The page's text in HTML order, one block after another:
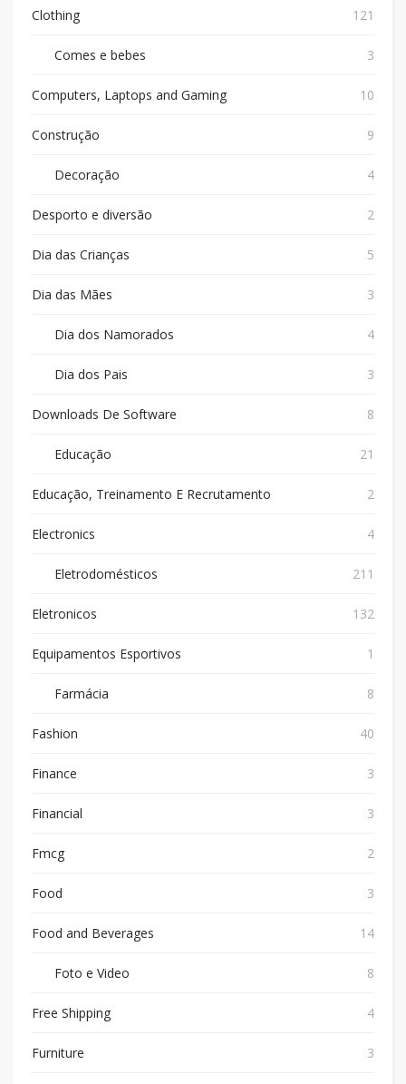
Clothing 121
Comes e bebes 3
Computers, Laptops and Gaming 10
Construção 9
Decoração 4
Desporto e diversão 2
Dia das Crianças 5
Dia das Mães 3
Dia dos Namorados 4
Dia dos Pais 3
Downloads De Software 8
Educação 21
Educação, Treinamento E Recrutamento 2
Electronics 4
Eletrodomésticos 211
Eletronicos 132
Equipamentos Esportivos 1
Farmácia 8
Fashion 40
Finance 3
Financial 3
Fmcg 2
Food 3
Food and Beverages 14
Foto e Video 8
Free Shipping 4
Furniture 3